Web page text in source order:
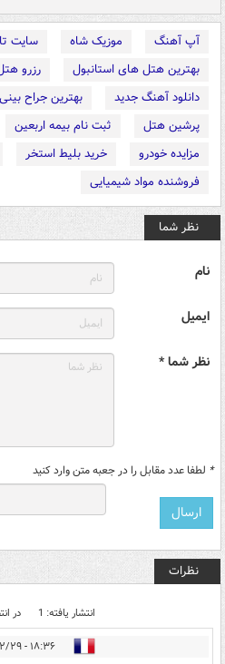
آپ آهنگ موزیک شاه
سایت
بهترین هتل های استانبول
رزرو
دانلود آهنگ جدید
بهترین جراح
پرشین هتل
ثبت نام بیمه اربعین
مزایده خودرو
خرید بلیط استخر
فروشنده مواد شیمیایی
نظر شما
نام
ایمیل
نظر شما *
* لطفا عدد مقابل را در جعبه متن وارد کنید
نظرات
انتشار یافته: 1 در
۱۸:۳۶ - ۱۳۹۸/۱۲/۲۹